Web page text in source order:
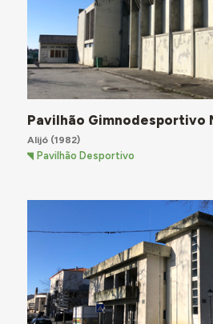
Pavilhão Gimnodesportivo
Alijó(1982)
Pavilhão Desportivo